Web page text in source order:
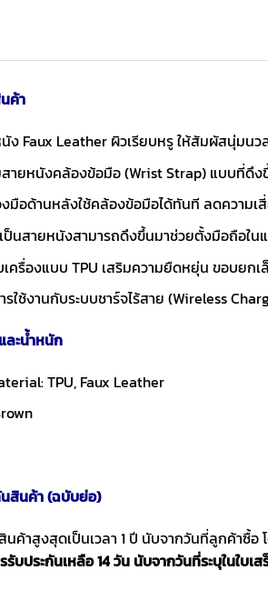
ค้า
ง Faux Leather ผิวเรียบหรู ให้สัมผัสนุ่มน
ายหนังคล้องข้อมือ (Wrist Strap) แบบที่ดึง
มือด้านหลังใช้คล้องข้อมือได้ทันที ลดความเ
ป็นสายหนังสามารถดึงขึ้นมาช่วยตั้งมือถือใน
เครื่องแบบ TPU เสริมความยืดหยุ่น ขอบย
รใช้งานกับระบบชาร์จไร้สาย (Wireless
ละน้ำหนัก
TPU, Faux Leather
นสินค้า (ฉบับย่อ)
นค้าสูงสุดเป็นเวลา 1 ปี นับจากวันที่ลูกค้าซื้อ
รรับประกันเหลือ 14 วัน นับจากวันที่ระบุในใบเ